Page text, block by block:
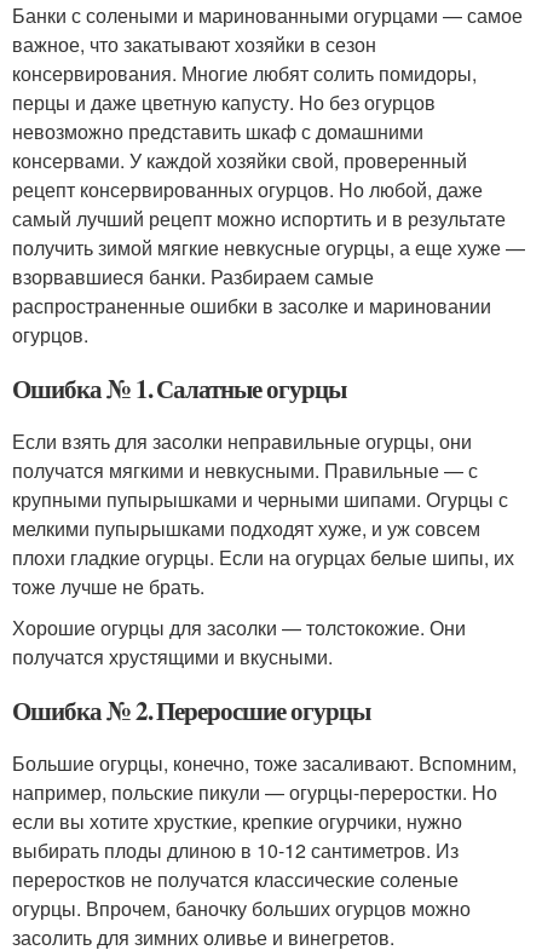
Банки с солеными и маринованными огурцами — самое
важное, что закатывают хозяйки в сезон
консервирования. Многие любят солить помидоры,
перцы и даже цветную капусту. Но без огурцов
невозможно представить шкаф с домашними
консервами. У каждой хозяйки свой, проверенный
рецепт консервированных огурцов. Но любой, даже
самый лучший рецепт можно испортить и в результате
получить зимой мягкие невкусные огурцы, а еще хуже —
взорвавшиеся банки. Разбираем самые
распространенные ошибки в засолке и мариновании
огурцов.
Ошибка № 1. Салатные огурцы
Если взять для засолки неправильные огурцы, они
получатся мягкими и невкусными. Правильные — с
крупными пупырышками и черными шипами. Огурцы с
мелкими пупырышками подходят хуже, и уж совсем
плохи гладкие огурцы. Если на огурцах белые шипы, их
тоже лучше не брать.
Хорошие огурцы для засолки — толстокожие. Они
получатся хрустящими и вкусными.
Ошибка № 2. Переросшие огурцы
Большие огурцы, конечно, тоже засаливают. Вспомним,
например, польские пикули — огурцы-переростки. Но
если вы хотите хрусткие, крепкие огурчики, нужно
выбирать плоды длиною в 10-12 сантиметров. Из
переростков не получатся классические соленые
огурцы. Впрочем, баночку больших огурцов можно
засолить для зимних оливье и винегретов.